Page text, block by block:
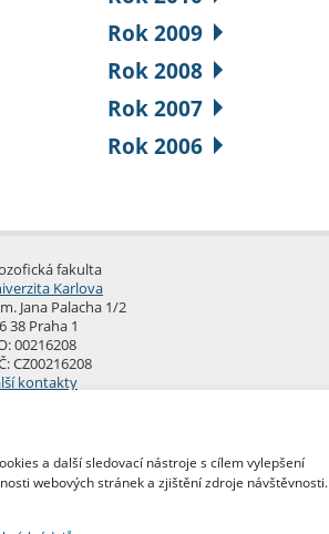
a další sledovací nástroje s cílem vylepšení
webových stránek a zjištění zdroje návštěvnosti.
Rok 2009
Rok 2008
Rok 2007
Rok 2006
fakulta
Karlova
Jana Palacha 1/2
38 Praha 1
00216208
CZ00216208
kontakty